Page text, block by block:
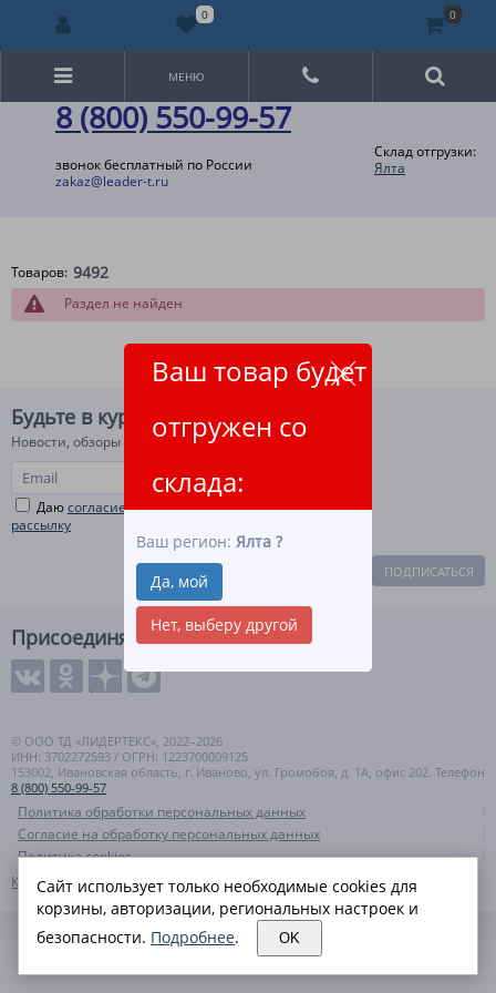
8 (800) 550-99-57
звонок бесплатный по России
zakaz@leader-t.ru
Склад отгрузки:
Ялта
Ваш товар будет
отгружен со
склада:
Ваш регион:Ялта ?
Да, мой
Нет, выберу другой
МЕНЮ
Товаров: 9492
Раздел не найден
Будьте в курсе!
Новости, обзоры и акции
Даюсогласие на рекламную и информационную
рассылку
ПОДПИСАТЬСЯ
Присоединяйтесь
© ООО ТД «ЛИДЕРТЕКС», 2022–2026
ИНН: 3702272593 / ОГРН: 1223700009125
153002, Ивановская область, г. Иваново, ул. Громобоя, д. 1А, офис 202. Телефон
8 (800) 550-99-57
Политика обработки персональных данных
Согласие на обработку персональных данных
Политика cookies
Контакты
Карта сайта
0 0
Сайт использует только необходимые cookies для
корзины, авторизации, региональных настроек и
безопасности. Подробнее. OK